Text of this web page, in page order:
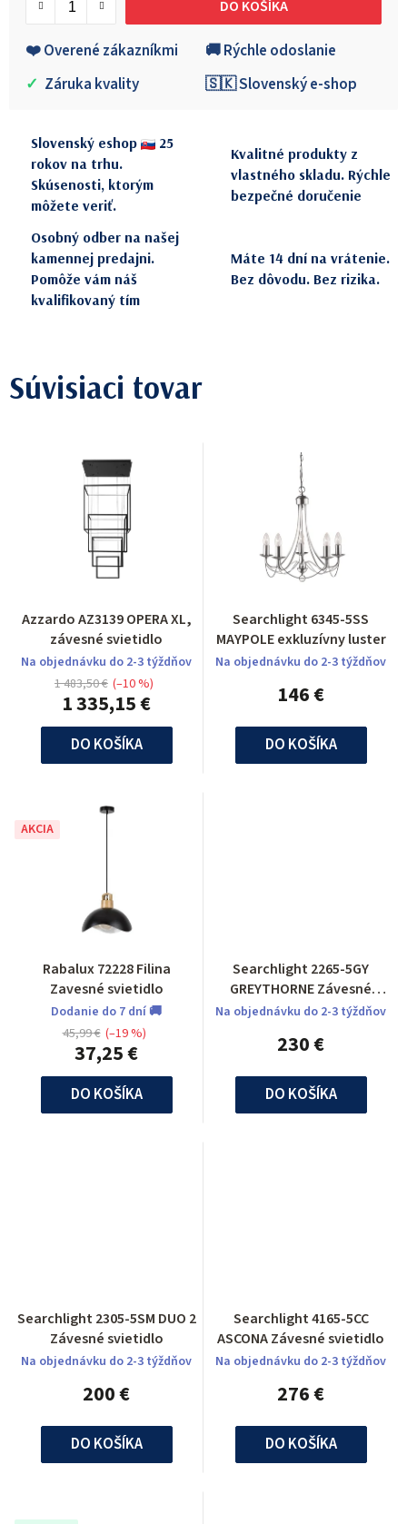
DO KOŠÍKA
❤️ Overené zákazníkmi
🚚 Rýchle odoslanie
✓ Záruka kvality 🇸🇰 Slovenský e-shop
Slovenský eshop
25
rokov na trhu.
Skúsenosti, ktorým
môžete veriť.
Kvalitné produkty z
vlastného skladu. Rýchle
bezpečné doručenie
Osobný odber na našej
kamennej predajni.
Pomôže vám náš
kvalifikovaný tím
Máte 14 dní na vrátenie.
Bez dôvodu. Bez rizika.
Súvisiaci tovar
Azzardo AZ3139 OPERA XL,
závesné svietidlo
Na objednávku do 2-3 týždňov
1 335,15 €
1 483,50 € (–10 %)
DO KOŠÍKA
Searchlight 6345-5SS
MAYPOLE exkluzívny luster
Na objednávku do 2-3 týždňov
146 €
DO KOŠÍKA
AKCIA
Rabalux 72228 Filina
Zavesné svietidlo
Dodanie do 7 dní 🚚
37,25 €
45,99 € (–19 %)
DO KOŠÍKA
Searchlight 2265-5GY
GREYTHORNE Závesné
svietidlo
Na objednávku do 2-3 týždňov
230 €
DO KOŠÍKA
Searchlight 2305-5SM DUO 2
Závesné svietidlo
Na objednávku do 2-3 týždňov
200 €
DO KOŠÍKA
Searchlight 4165-5CC
ASCONA Závesné svietidlo
Na objednávku do 2-3 týždňov
276 €
DO KOŠÍKA